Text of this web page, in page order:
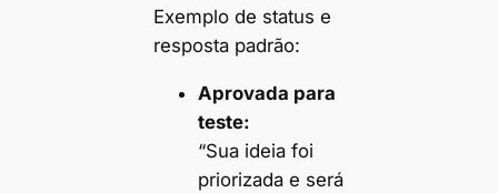
Exemplo de status e
resposta padrão:
Aprovada para
teste:
“Sua ideia foi
priorizada e será